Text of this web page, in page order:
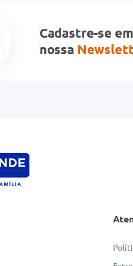
de 1 a 5 estrelas
Cadastre-se em
nossa